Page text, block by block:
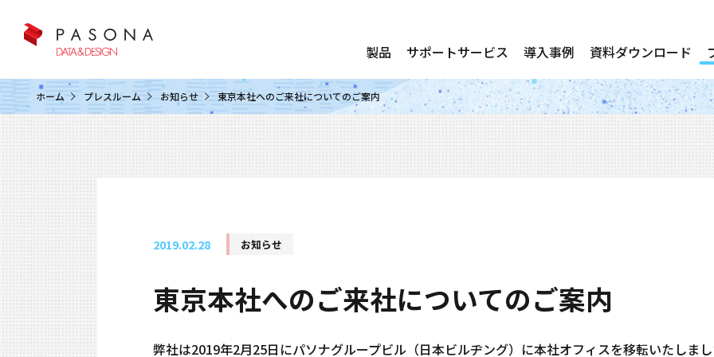
製品 サポートサービス 導入事例 資料ダウンロード
ホーム プレスルーム お知らせ 東京本社へのご来社についてのご案内
2019.02.28 お知らせ
東京本社へのご来社についてのご案内
弊社は2019年2月25日にパソナグループビル（日本ビルヂング）に本社オフィスを移転いたしま